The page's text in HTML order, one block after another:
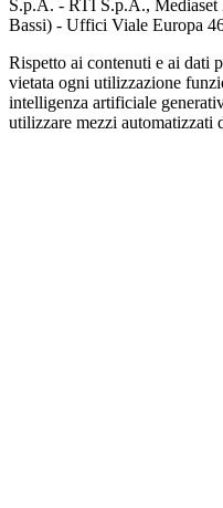
S.p.A. - RTI S.p.A., Mediaset
Bassi) - Uffici Viale Europa
Rispetto ai contenuti e ai dati
vietata ogni utilizzazione
intelligenza artificiale
utilizzare mezzi automatizzati